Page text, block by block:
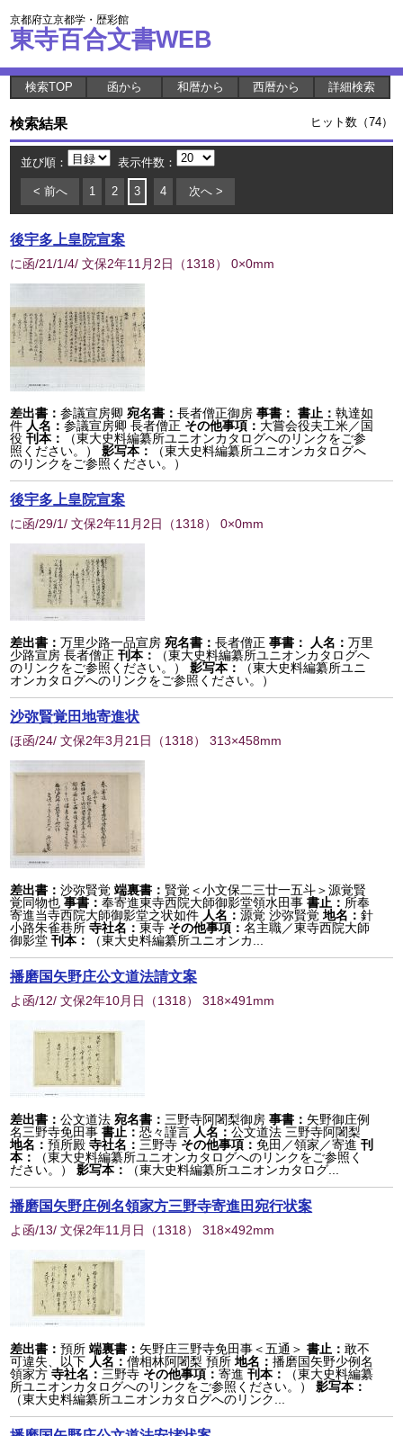
京都府立京都学・歴彩館
東寺百合文書WEB
検索TOP 函から 和暦から 西暦から 詳細検索
検索結果 ヒット数（74）
並び順： 表示件数：
< 前へ 1 2 3 4 次へ >
後宇多上皇院宣案
に函/21/1/4/ 文保2年11月2日 （1318） 0×0mm
差出書：参議宣房卿 宛名書：長者僧正御房 事書： 書止：執達如
件 人名：参議宣房卿 長者僧正 その他事項： 大嘗会役夫工米／国
役 刊本：
（東大史料編纂所ユニオンカタログへのリンクをご参
照ください。）
影写本：
（東大史料編纂所ユニオンカタログへ
のリンクをご参照ください。）
後宇多上皇院宣案
に函/29/1/ 文保2年11月2日 （1318） 0×0mm
差出書：万里少路一品宣房 宛名書：長者僧正 事書： 人名：万里
少路宣房 長者僧正 刊本：
（東大史料編纂所ユニオンカタログへ
のリンクをご参照ください。）
影写本：
（東大史料編纂所ユニ
オンカタログへのリンクをご参照ください。）
沙弥賢覚田地寄進状
ほ函/24/ 文保2年3月21日 （1318） 313×458mm
差出書：沙弥賢覚 端裏書： 賢覚＜小文保二三廿一五斗＞源覚賢
覚同物也 事書：奉寄進東寺西院大師御影堂領水田事書止： 所奉
寄進当寺西院大師御影堂之状如件 人名：源覚 沙弥賢覚 地名：針
小路朱雀巷所 寺社名：東寺 その他事項：名主職／東寺西院大師
御影堂 刊本： （東大史料編纂所ユニオンカ...
播磨国矢野庄公文道法請文案
よ函/12/ 文保2年10月日 （1318） 318×491mm
差出書：公文道法 宛名書： 三野寺阿闍梨御房 事書： 矢野御庄例
名三野寺免田事 書止：恐々謹言 人名：公文道法 三野寺阿闍梨
地名：預所殿 寺社名： 三野寺 その他事項：免田／領家／寄進 刊
本：
（東大史料編纂所ユニオンカタログへのリンクをご参照く
ださい。）
影写本： （東大史料編纂所ユニオンカタログ...
播磨国矢野庄例名領家方三野寺寄進田宛行状案
よ函/13/ 文保2年11月日 （1318） 318×492mm
差出書：預所 端裏書： 矢野庄三野寺免田事＜五通＞ 書止：敢不
可違失、以下 人名：僧相林阿闍梨 預所 地名：播磨国矢野少例名
領家方 寺社名： 三野寺 その他事項：寄進 刊本：
（東大史料編纂
所ユニオンカタログへのリンクをご参照ください。）
影写本：
（東大史料編纂所ユニオンカタログへのリンク...